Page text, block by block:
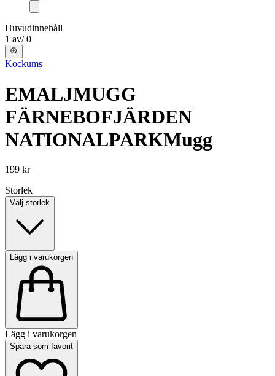
Huvudinnehåll
1 av/ 0
Kockums
EMALJMUGG
FÄRNEBOFJÄRDEN
NATIONALPARKMugg
199 kr
Storlek
Välj storlek
Lägg i varukorgen
Lägg i varukorgen
Spara som favorit